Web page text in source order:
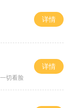
详情
切看脸
详情